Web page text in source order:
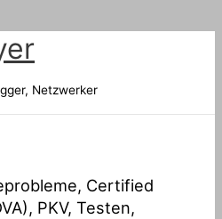
Netzwerker
Certified
PKV, Testen,